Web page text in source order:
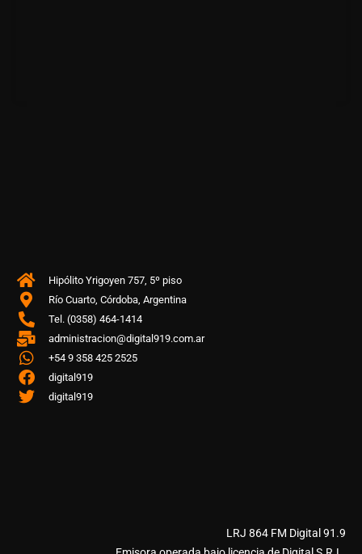
Hipólito Yrigoyen 757, 5º piso
Río Cuarto, Córdoba, Argentina
Tel. (0358) 464-1414
administracion@digital919.com.ar
+54 9 358 425 2525
digital919
digital919
LRJ 864 FM Digital 91.9